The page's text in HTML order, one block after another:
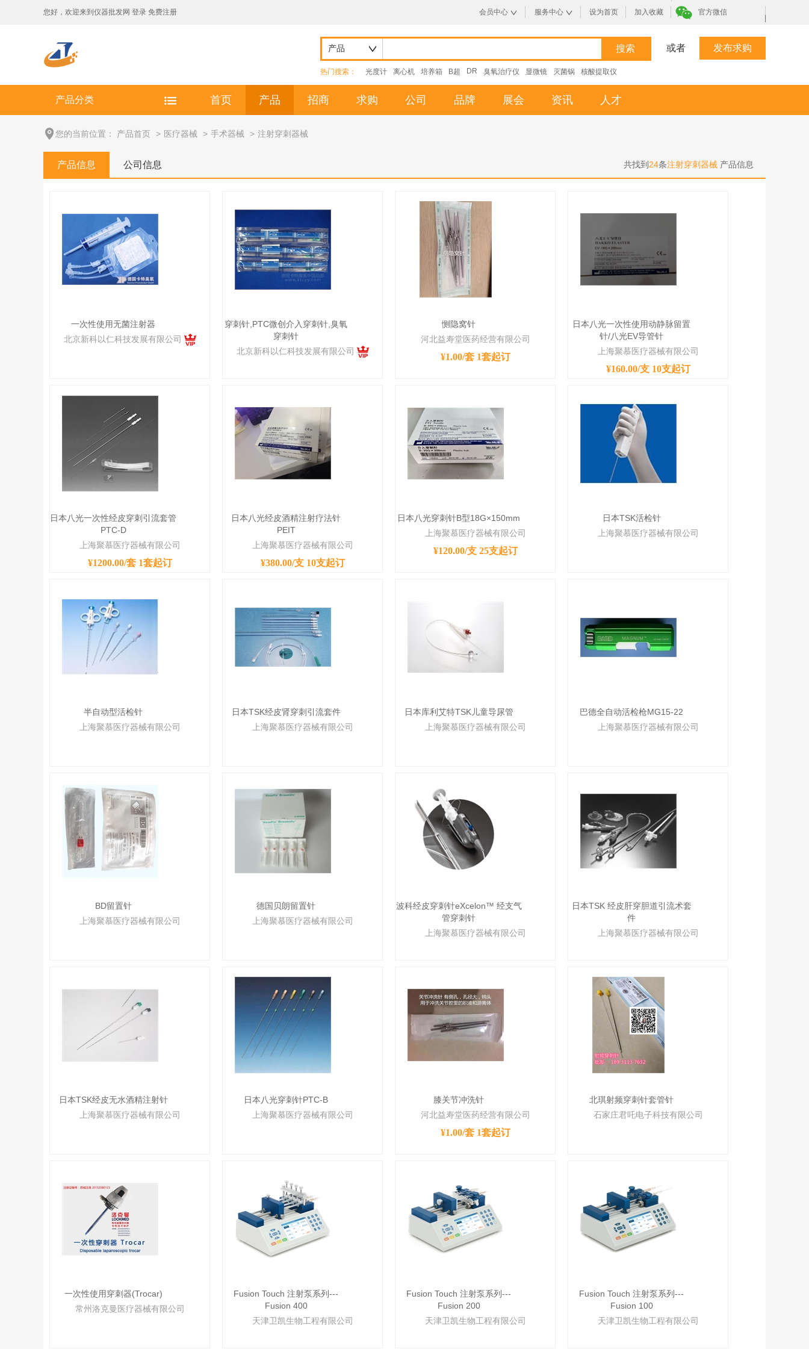
您好，欢迎来到 仪器批发网 登录 免费注册 会员中心 服务中心 设为首页 加入收藏 官方微信
产品
热门搜索： 光度计 离心机 培养箱 B超 DR 臭氧治疗仪 显微镜 灭菌锅 核酸提取仪
或者 发布求购
首页 产品 招商 求购 公司 品牌 展会 资讯 人才
产品分类
您的当前位置： 产品首页 > 医疗器械 > 手术器械 > 注射穿刺器械
产品信息 公司信息 共找到 24条注射穿刺器械 产品信息
一次性使用无菌注射器
北京新科以仁科技发展有限公司
穿刺针,PTC微创介入穿刺针,臭氧
穿刺针
北京新科以仁科技发展有限公司
恻隐窝针
河北益寿堂医药经营有限公司
¥1.00/套 1套起订
日本八光一次性使用动静脉留置
针/八光EV导管针
上海聚慕医疗器械有限公司
¥160.00/支 10支起订
日本八光一次性经皮穿刺引流套管
PTC-D
上海聚慕医疗器械有限公司
¥1200.00/套 1套起订
日本八光经皮酒精注射疗法针
PEIT
上海聚慕医疗器械有限公司
¥380.00/支 10支起订
日本八光穿刺针B型18G×150mm
上海聚慕医疗器械有限公司
¥120.00/支 25支起订
日本TSK活检针
上海聚慕医疗器械有限公司
半自动型活检针
上海聚慕医疗器械有限公司
日本TSK经皮肾穿刺引流套件
上海聚慕医疗器械有限公司
日本库利艾特TSK儿童导尿管
上海聚慕医疗器械有限公司
巴德全自动活检枪MG15-22
上海聚慕医疗器械有限公司
BD留置针
上海聚慕医疗器械有限公司
德国贝朗留置针
上海聚慕医疗器械有限公司
波科经皮穿刺针eXcelon™ 经支气
管穿刺针
上海聚慕医疗器械有限公司
日本TSK 经皮肝穿胆道引流术套
件
上海聚慕医疗器械有限公司
日本TSK经皮无水酒精注射针
上海聚慕医疗器械有限公司
日本八光穿刺针PTC-B
上海聚慕医疗器械有限公司
膝关节冲洗针
河北益寿堂医药经营有限公司
¥1.00/套 1套起订
北琪射频穿刺针套管针
石家庄君吒电子科技有限公司
一次性使用穿刺器(Trocar)
常州洛克曼医疗器械有限公司
Fusion Touch 注射泵系列---
Fusion 400
天津卫凯生物工程有限公司
Fusion Touch 注射泵系列---
Fusion 200
天津卫凯生物工程有限公司
Fusion Touch 注射泵系列---
Fusion 100
天津卫凯生物工程有限公司